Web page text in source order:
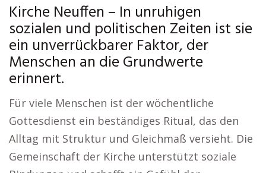
Kirche Neuffen – In unruhigen
sozialen und politischen Zeiten ist sie
ein unverrückbarer Faktor, der
Menschen an die Grundwerte
erinnert.
Für viele Menschen ist der wöchentliche
Gottesdienst ein beständiges Ritual, das den
Alltag mit Struktur und Gleichmaß versieht. Die
Gemeinschaft der Kirche unterstützt soziale